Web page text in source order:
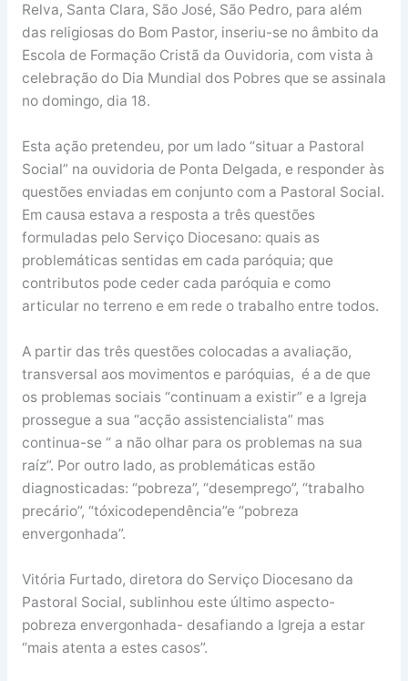
Relva, Santa Clara, São José, São Pedro, para além
das religiosas do Bom Pastor, inseriu-se no âmbito da
Escola de Formação Cristã da Ouvidoria, com vista à
celebração do Dia Mundial dos Pobres que se assinala
no domingo, dia 18.
Esta ação pretendeu, por um lado “situar a Pastoral
Social” na ouvidoria de Ponta Delgada, e responder às
questões enviadas em conjunto com a Pastoral Social.
Em causa estava a resposta a três questões
formuladas pelo Serviço Diocesano: quais as
problemáticas sentidas em cada paróquia; que
contributos pode ceder cada paróquia e como
articular no terreno e em rede o trabalho entre todos.
A partir das três questões colocadas a avaliação,
transversal aos movimentos e paróquias, é a de que
os problemas sociais “continuam a existir” e a Igreja
prossegue a sua “acção assistencialista” mas
continua-se “ a não olhar para os problemas na sua
raíz”. Por outro lado, as problemáticas estão
diagnosticadas: “pobreza”, “desemprego”, “trabalho
precário”, “tóxicodependência”e “pobreza
envergonhada”.
Vitória Furtado, diretora do Serviço Diocesano da
Pastoral Social, sublinhou este último aspecto-
pobreza envergonhada- desafiando a Igreja a estar
“mais atenta a estes casos”.